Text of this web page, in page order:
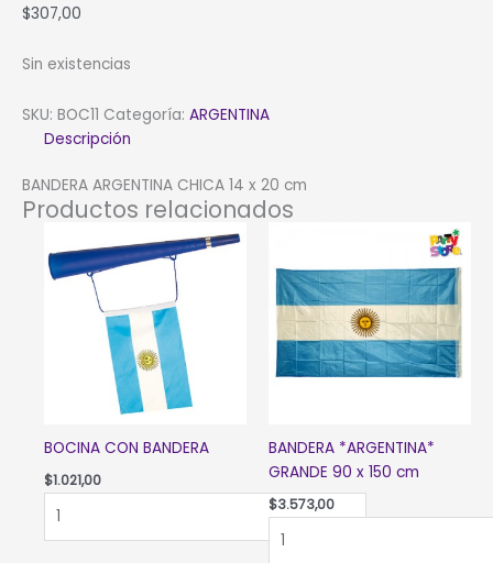
$307,00
Sin existencias
SKU: BOC11 Categoría: ARGENTINA
Descripción
BANDERA ARGENTINA CHICA 14 x 20 cm
Productos relacionados
BOCINA CON BANDERA
$1.021,00
CON
BANDERA *ARGENTINA*
GRANDE 90 x 150 cm
$3.573,00
*ARGENTINA*